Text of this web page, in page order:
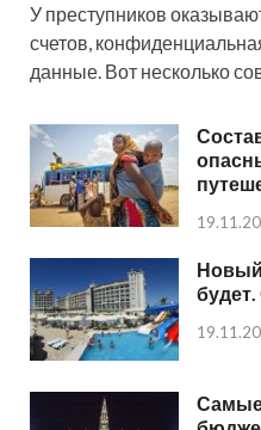
У преступников
счетов,
данные. Вот несколько
Новый
Самые